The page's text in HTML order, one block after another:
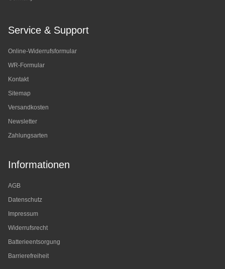
Service & Support
Online-Widerrufsformular
WR-Formular
Kontakt
Sitemap
Versandkosten
Newsletter
Zahlungsarten
Informationen
AGB
Datenschutz
Impressum
Widerrufsrecht
Batterieentsorgung
Barrierefreiheit